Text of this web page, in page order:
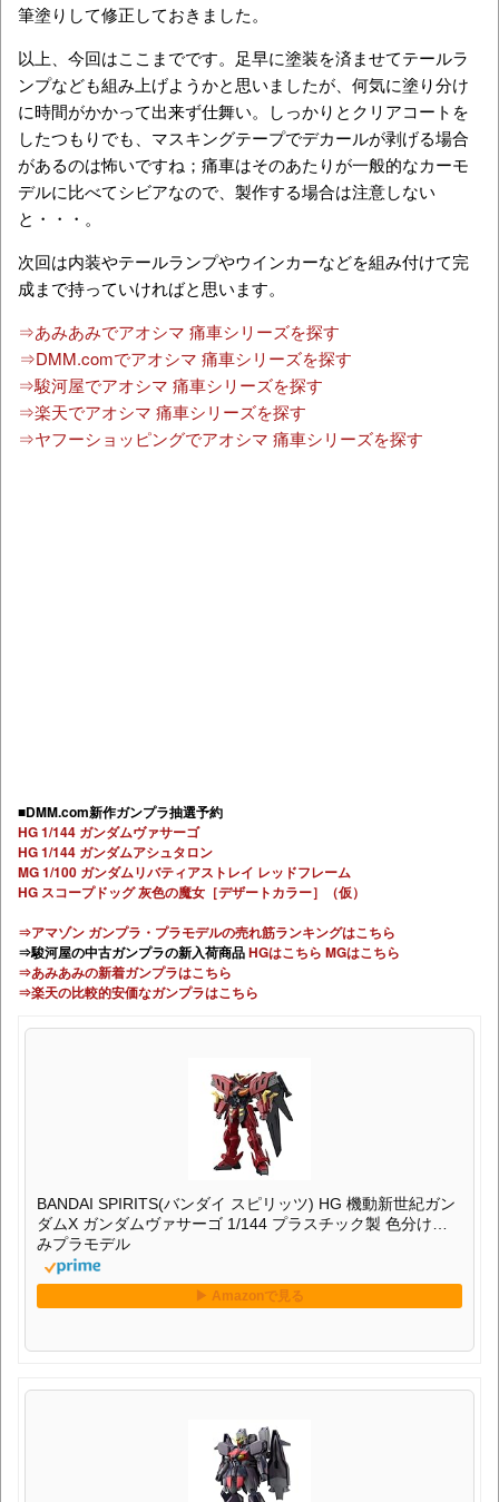
筆塗りして修正しておきました。
以上、今回はここまでです。足早に塗装を済ませてテールラ
ンプなども組み上げようかと思いましたが、何気に塗り分け
に時間がかかって出来ず仕舞い。しっかりとクリアコートを
したつもりでも、マスキングテープでデカールが剥げる場合
があるのは怖いですね；痛車はそのあたりが一般的なカーモ
デルに比べてシビアなので、製作する場合は注意しない
と・・・。
次回は内装やテールランプやウインカーなどを組み付けて完
成まで持っていければと思います。
⇒あみあみでアオシマ 痛車シリーズを探す
⇒DMM.comでアオシマ 痛車シリーズを探す
⇒駿河屋でアオシマ 痛車シリーズを探す
⇒楽天でアオシマ 痛車シリーズを探す
⇒ヤフーショッピングでアオシマ 痛車シリーズを探す
■DMM.com新作ガンプラ抽選予約
HG 1/144 ガンダムヴァサーゴ
HG 1/144 ガンダムアシュタロン
MG 1/100 ガンダムリバティアストレイ レッドフレーム
HG スコープドッグ 灰色の魔女［デザートカラー］（仮）
⇒アマゾン ガンプラ・プラモデルの売れ筋ランキングはこちら
⇒駿河屋の中古ガンプラの新入荷商品HGはこちら MGはこちら
⇒あみあみの新着ガンプラはこちら
⇒楽天の比較的安価なガンプラはこちら
BANDAI SPIRITS(バンダイ スピリッツ) HG 機動新世紀ガン
ダムX ガンダムヴァサーゴ 1/144 プラスチック製 色分け済
みプラモデル